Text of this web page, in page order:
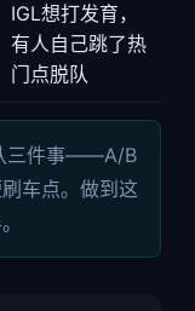
IGL想打发育，
有人自己跳了热
门点脱队
三件事——A/B
车点。做到这